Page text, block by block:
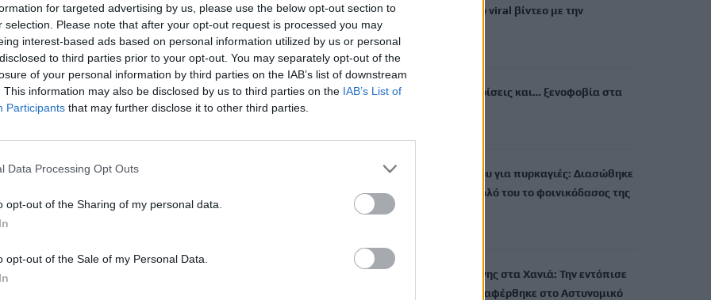
for targeted advertising by us, please use the below opt-out section to
selection. Please note that after your opt-out request is processed you may
interest-based ads based on personal information utilized by us or personal
to third parties prior to your opt-out. You may separately opt-out of the
of your personal information by third parties on the IAB’s list of downstream
This information may also be disclosed by us to third parties on the IAB’s List of
Participants that may further disclose it to other third parties.
Data Processing Opt Outs
opt-out of the Sharing of my personal data.
opt-out of the Sale of my Personal Data.
«ημέρεψαν» – Το viral βίντεο με την
6 Αυγούστου, 2026
Ηράκλειο: Διακρίσεις και… ξενοφοβία στα
Στ. Παπασταύρου για πυρκαγιές: Διασώθηκε
σχεδόν στο σύνολό του το φοινικόδασος της
Υπόθεση 75χρονης στα Χανιά: Την εντόπισε
περιπολικό, μεταφέρθηκε στο Αστυνομικό